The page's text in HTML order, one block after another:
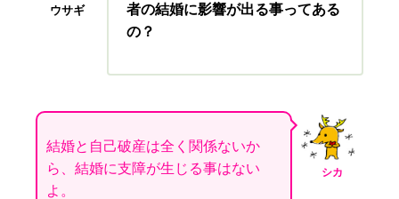
ウサギ
者の結婚に影響が出る事ってある
の？
シカ
結婚と自己破産は全く関係ないか
ら、結婚に支障が生じる事はない
よ。